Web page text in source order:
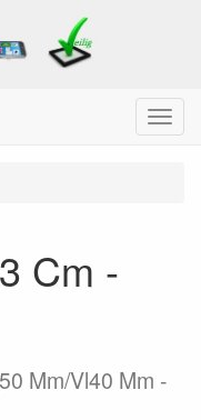
Menu
Cm -
Mm/Vl40 Mm -